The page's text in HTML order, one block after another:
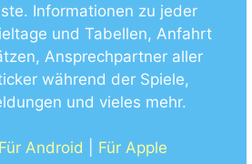
Informationen zu jeder
und Tabellen, Anfahrt
Ansprechpartner aller
während der Spiele,
und vieles mehr.
Für Android Für Apple